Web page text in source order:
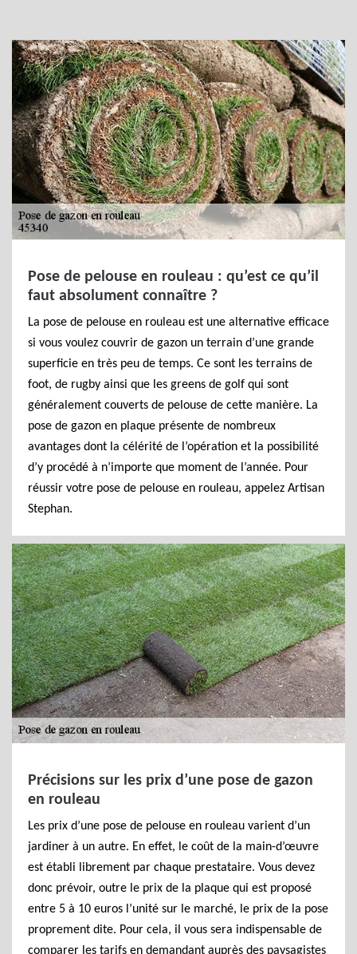
Pose de pelouse en rouleau : qu’est ce qu’il
faut absolument connaître ?
La pose de pelouse en rouleau est une alternative efficace
si vous voulez couvrir de gazon un terrain d’une grande
superficie en très peu de temps. Ce sont les terrains de
foot, de rugby ainsi que les greens de golf qui sont
généralement couverts de pelouse de cette manière. La
pose de gazon en plaque présente de nombreux
avantages dont la célérité de l’opération et la possibilité
d’y procédé à n’importe que moment de l’année. Pour
réussir votre pose de pelouse en rouleau, appelez Artisan
Stephan.
Précisions sur les prix d’une pose de gazon
en rouleau
Les prix d’une pose de pelouse en rouleau varient d’un
jardiner à un autre. En effet, le coût de la main-d’œuvre
est établi librement par chaque prestataire. Vous devez
donc prévoir, outre le prix de la plaque qui est proposé
entre 5 à 10 euros l’unité sur le marché, le prix de la pose
proprement dite. Pour cela, il vous sera indispensable de
comparer les tarifs en demandant auprès des paysagistes